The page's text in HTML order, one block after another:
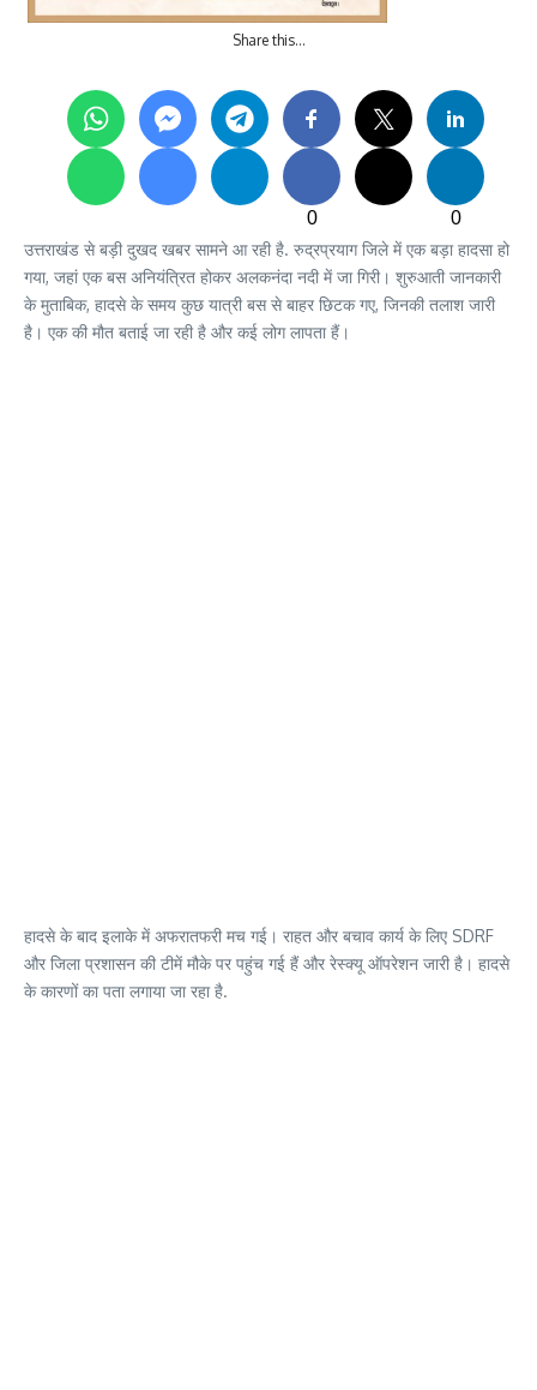
Share this…
0
0
उत्तराखंड से बड़ी दुखद खबर सामने आ रही है. रुद्रप्रयाग जिले में एक बड़ा हादसा हो
गया, जहां एक बस अनियंत्रित होकर अलकनंदा नदी में जा गिरी। शुरुआती जानकारी
के मुताबिक, हादसे के समय कुछ यात्री बस से बाहर छिटक गए, जिनकी तलाश जारी
है। एक की मौत बताई जा रही है और कई लोग लापता हैं।
हादसे के बाद इलाके में अफरातफरी मच गई। राहत और बचाव कार्य के लिए SDRF
और जिला प्रशासन की टीमें मौके पर पहुंच गई हैं और रेस्क्यू ऑपरेशन जारी है। हादसे
के कारणों का पता लगाया जा रहा है.